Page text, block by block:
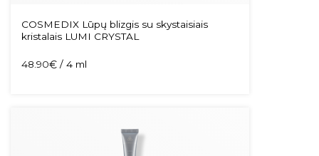
COSMEDIX Lūpų blizgis su skystaisiais
kristalais LUMI CRYSTAL
48.90€/ 4 ml